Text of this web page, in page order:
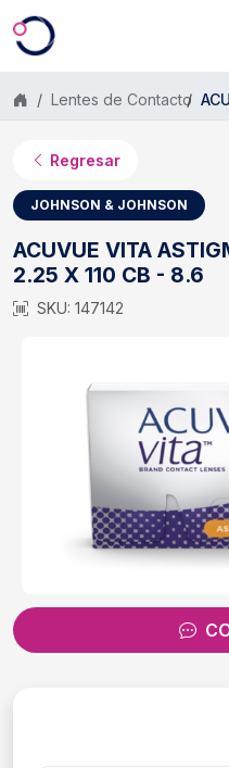
Saltar al contenido principal
Lentes de Contacto
Regresar
JOHNSON & JOHNSON
ACUVUE VITA
2.25 X 110 CB - 8.6
SKU: 147142